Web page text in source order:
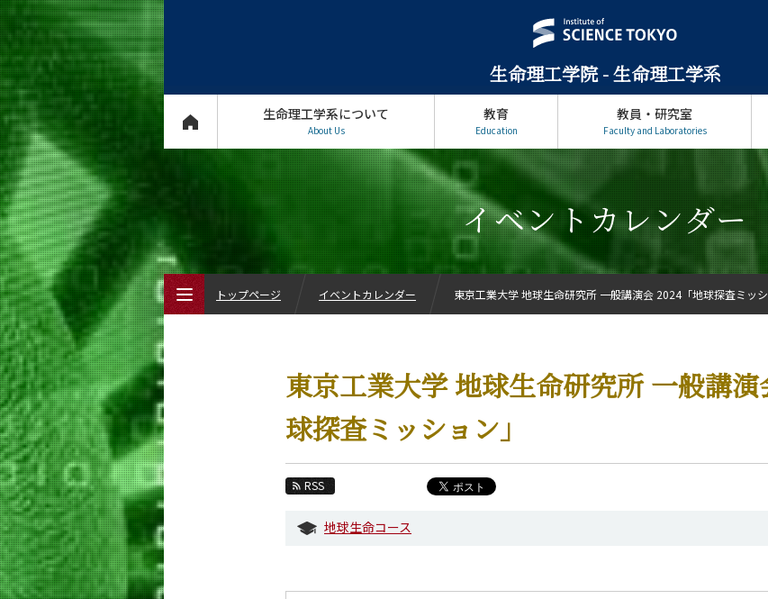
生命理工学院 - 生命理工学系
生命理工学系について
About Us
教育
Education
教員・研究室
Faculty and Laboratories
イベントカレンダー
東京工業大学 地球生命研究所 一般講
球探査ミッション」
RSS
地球生命コース
トップページ イベントカレンダー 東京工業大学 地球生命研究所 一般講演会 2024「地球探査ミッシ
生命理工学系について
イベントカレンダー